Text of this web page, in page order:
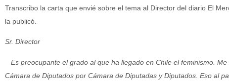
Transcribo la carta que envié sobre el tema al Director del diario El
la publicó.
Sr. Director
Es preocupante el grado al que ha llegado en Chile el feminismo.
Cámara de Diputados por Cámara de Diputadas y Diputados. Eso al